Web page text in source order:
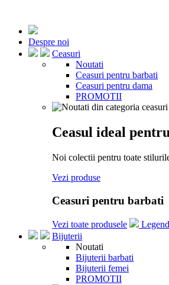
Despre noi
Ceasuri
Noutati
Ceasuri pentru barbati
Ceasuri pentru dama
PROMOTII
Ceasul ideal
Noi colectii pentru toate
Vezi produse
Ceasuri pentru barbati
Vezi toate produsele Legend
Bijuterii
Noutati
Bijuterii barbati
Bijuterii femei
PROMOTII